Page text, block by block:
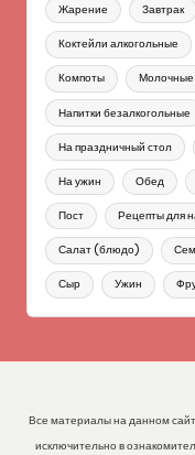
Жарение Завтрак
Коктейли алкогольные
Компоты Молочные
Напитки безалкогольные
На праздничный стол
На ужин Обед
Пост Рецепты для
Салат (блюдо)
Сыр Ужин
Все материалы на данном
исключительно в